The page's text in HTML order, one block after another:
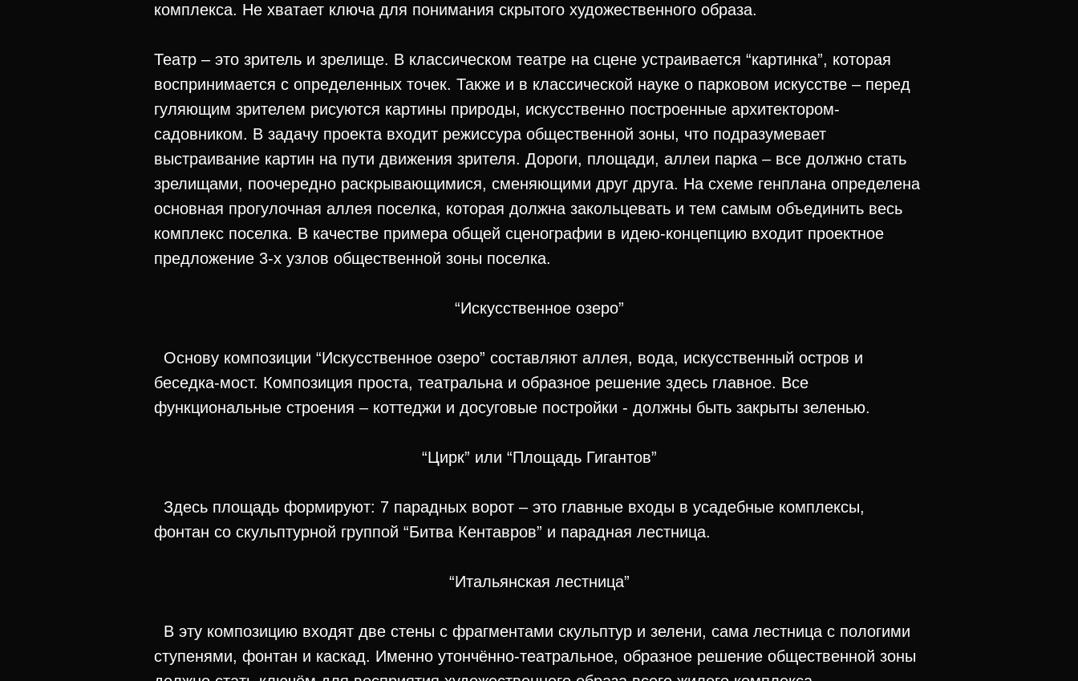
комплекса. Не хватает ключа для понимания скрытого художественного образа.
Театр – это зритель и зрелище. В классическом театре на сцене устраивается “картинка”, которая
воспринимается с определенных точек. Также и в классической науке о парковом искусстве – перед
гуляющим зрителем рисуются картины природы, искусственно построенные архитектором-
садовником. В задачу проекта входит режиссура общественной зоны, что подразумевает
выстраивание картин на пути движения зрителя. Дороги, площади, аллеи парка – все должно стать
зрелищами, поочередно раскрывающимися, сменяющими друг друга. На схеме генплана определена
основная прогулочная аллея поселка, которая должна закольцевать и тем самым объединить весь
комплекс поселка. В качестве примера общей сценографии в идею-концепцию входит проектное
предложение 3-х узлов общественной зоны поселка.
“Искусственное озеро”
Основу композиции “Искусственное озеро” составляют аллея, вода, искусственный остров и
беседка-мост. Композиция проста, театральна и образное решение здесь главное. Все
функциональные строения – коттеджи и досуговые постройки - должны быть закрыты зеленью.
“Цирк” или “Площадь Гигантов”
Здесь площадь формируют: 7 парадных ворот – это главные входы в усадебные комплексы,
фонтан со скульптурной группой “Битва Кентавров” и парадная лестница.
“Итальянская лестница”
В эту композицию входят две стены с фрагментами скульптур и зелени, сама лестница с пологими
ступенями, фонтан и каскад. Именно утончённо-театральное, образное решение общественной зоны